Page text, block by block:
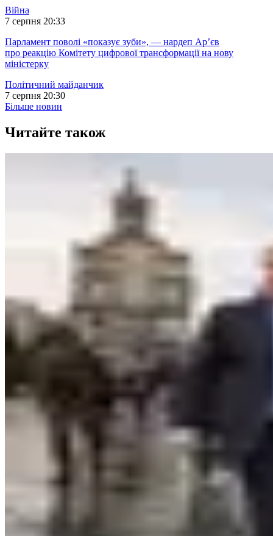
Війна
7 серпня 20:33
Парламент поволі «показує зуби», — нардеп Ар’єв
про реакцію Комітету цифрової трансформації на нову
міністерку
Політичний майданчик
7 серпня 20:30
Більше новин
Читайте також